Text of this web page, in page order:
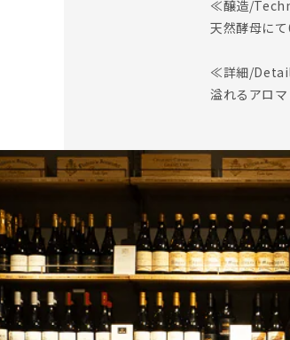
≪醸造/
天然酵母に
≪詳細/
溢れるアロ